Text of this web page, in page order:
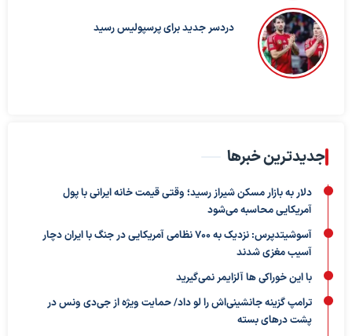
دردسر جدید برای پرسپولیس رسید
جدیدترین خبرها
دلار به بازار مسکن شیراز رسید؛ وقتی قیمت خانه ایرانی با پول
آمریکایی محاسبه می‌شود
آسوشیتدپرس: نزدیک به ۷۰۰ نظامی آمریکایی در جنگ با ایران دچار
آسیب مغزی شدند
با این خوراکی ها آلزایمر نمی‌گیرید
ترامپ گزینه جانشینی‌اش را لو داد/ حمایت ویژه از جی‌دی ونس در
پشت درهای بسته